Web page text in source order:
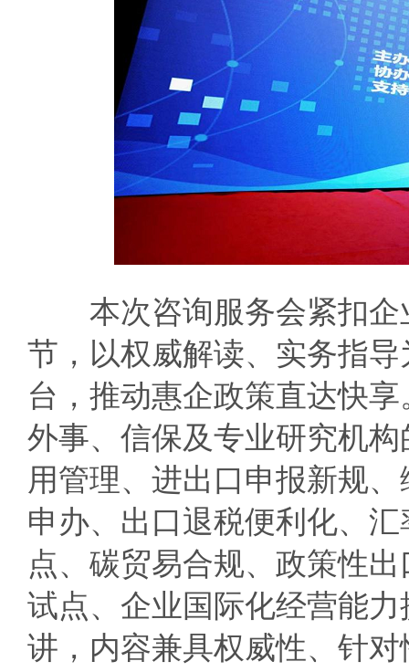
本次咨询服务会紧扣企
节，以权威解读、实务指
台，推动惠企政策直达快
外事、信保及专业研究机
用管理、进出口申报新规
申办、出口退税便利化、
点、碳贸易合规、政策性
试点、企业国际化经营能
讲，内容兼具权威性、针